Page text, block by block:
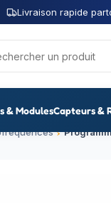
Livraison rapide
& ModulesCapteurs &